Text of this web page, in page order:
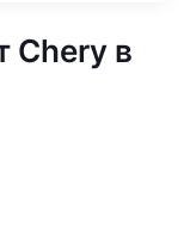
Chery в